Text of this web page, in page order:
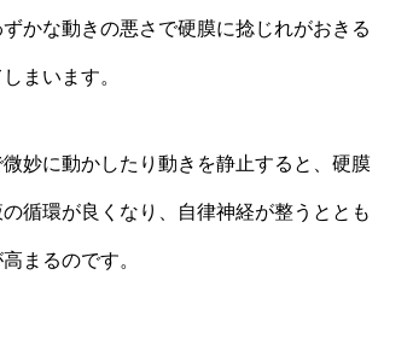
かな動きの悪さで硬膜に捻じれがおきる
まいます。
妙に動かしたり動きを静止すると、硬膜
循環が良くなり、自律神経が整うととも
まるのです。